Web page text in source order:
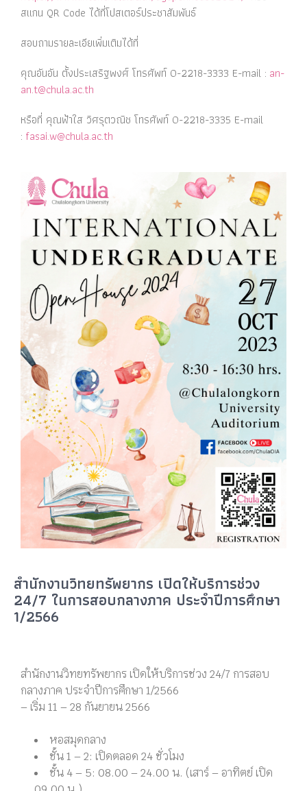
สแกน QR Code ได้ที่โปสเตอร์ประชาสัมพันธ์
สอบถามรายละเอียเพิ่มเติมได้ที่
คุณอันอัน ตั้งประเสริฐพงศ์ โทรศัพท์ 0-2218-3333 E-mail : an-
an.t@chula.ac.th
หรือที่ คุณฟ้าใส วิศรุตวณิช โทรศัพท์ 0-2218-3335 E-mail
: fasai.w@chula.ac.th
สำนักงานวิทยทรัพยากร เปิดให้บริการช่วง
24/7 ในการสอบกลางภาค ประจำปีการศึกษา
1/2566
สำนักงานวิทยทรัพยากร เปิดให้บริการช่วง 24/7 การสอบ
กลางภาค ประจำปีการศึกษา 1/2566
– เริ่ม 11 – 28 กันยายน 2566
หอสมุดกลาง
ชั้น 1 – 2: เปิดตลอด 24 ชั่วโมง
ชั้น 4 – 5: 08.00 – 24.00 น. (เสาร์ – อาทิตย์ เปิด